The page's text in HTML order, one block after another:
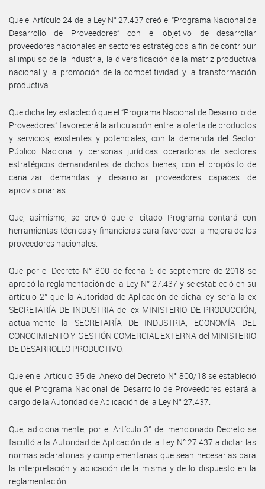
Que el Artículo 24 de la Ley N° 27.437 creó el “Programa Nacional de
Desarrollo de Proveedores” con el objetivo de desarrollar
proveedores nacionales en sectores estratégicos, a fin de contribuir
al impulso de la industria, la diversificación de la matriz productiva
nacional y la promoción de la competitividad y la transformación
productiva.
Que dicha ley estableció que el “Programa Nacional de Desarrollo de
Proveedores” favorecerá la articulación entre la oferta de productos
y servicios, existentes y potenciales, con la demanda del Sector
Público Nacional y personas jurídicas operadoras de sectores
estratégicos demandantes de dichos bienes, con el propósito de
canalizar demandas y desarrollar proveedores capaces de
aprovisionarlas.
Que, asimismo, se previó que el citado Programa contará con
herramientas técnicas y financieras para favorecer la mejora de los
proveedores nacionales.
Que por el Decreto N° 800 de fecha 5 de septiembre de 2018 se
aprobó la reglamentación de la Ley N° 27.437 y se estableció en su
artículo 2° que la Autoridad de Aplicación de dicha ley sería la ex
SECRETARÍA DE INDUSTRIA del ex MINISTERIO DE PRODUCCIÓN,
actualmente la SECRETARÍA DE INDUSTRIA, ECONOMÍA DEL
CONOCIMIENTO Y GESTIÓN COMERCIAL EXTERNA del MINISTERIO
DE DESARROLLO PRODUCTIVO.
Que en el Artículo 35 del Anexo del Decreto N° 800/18 se estableció
que el Programa Nacional de Desarrollo de Proveedores estará a
cargo de la Autoridad de Aplicación de la Ley N° 27.437.
Que, adicionalmente, por el Artículo 3° del mencionado Decreto se
facultó a la Autoridad de Aplicación de la Ley N° 27.437 a dictar las
normas aclaratorias y complementarias que sean necesarias para
la interpretación y aplicación de la misma y de lo dispuesto en la
reglamentación.